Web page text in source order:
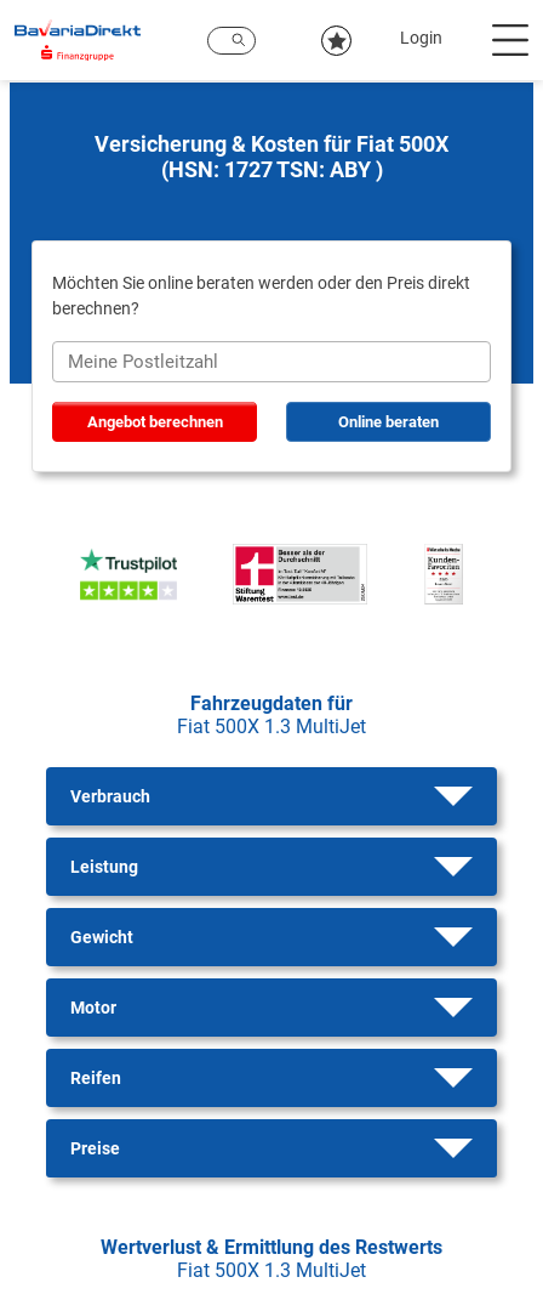
Hauptinhalt
Login
Versicherung & Kosten für Fiat 500X
(HSN: 1727 TSN: ABY )
Möchten Sie online beraten werden oder den Preis direkt
berechnen?
Angebot berechnen Online beraten
Fahrzeugdaten für
Fiat 500X 1.3 MultiJet
Verbrauch
Leistung
Gewicht
Motor
Reifen
Preise
Wertverlust & Ermittlung des Restwerts
Fiat 500X 1.3 MultiJet